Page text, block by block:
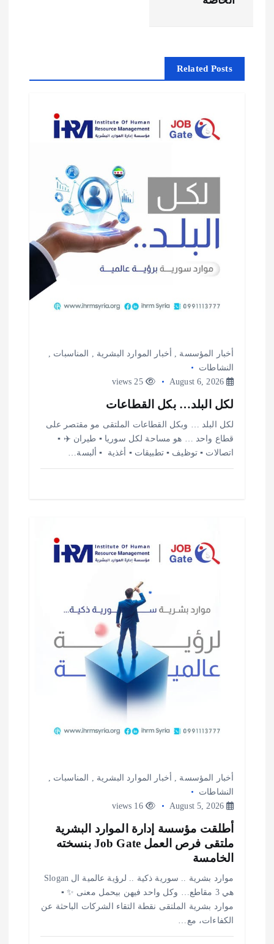
Related Posts
أخبار المؤسسة أخبار الموارد البشرية المناسبات
النشاطات
August 6, 2026
25 views
لكل البلد… بكل القطاعات
لكل البلد … وبكل القطاعات الملتقى مو مقتصر على
قطاع واحد … هو مساحة لكل سوريا ▪️ طيران ✈️ ▪️
اتصالات ▪️ توظيف ▪️ تطبيقات ▪️ أغذية ️ ▪️ ألبسة…
أخبار المؤسسة أخبار الموارد البشرية المناسبات
النشاطات
August 5, 2026
16 views
أطلقت مؤسسة إدارة الموارد البشرية
ملتقى فرص العمل Job Gate بنسخته
الخامسة
موارد بشرية .. سورية ذكية .. لرؤية عالمية ال Slogan
هي 3 مقاطع… وكل واحد فيهن بيحمل معنى ✨ ▪️
موارد بشرية الملتقى نقطة التقاء الشركات الباحثة عن
الكفاءات، مع…